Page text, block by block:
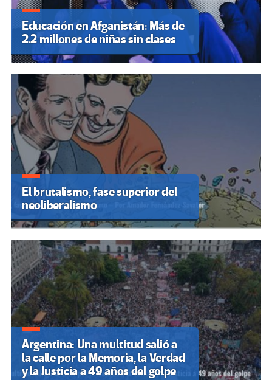
Educación en Afganistán: Más de
2.2 millones de niñas sin clases
El brutalismo, fase superior del
neoliberalismo
Argentina: Una multitud salió a
la calle por la Memoria, la Verdad
y la Justicia a 49 años del golpe